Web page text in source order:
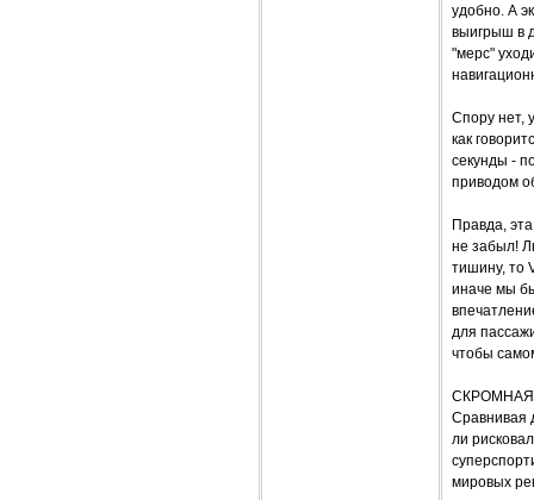
удобно. А
выигрыш в
"мерс"
Спору нет,
как
секунды -
приводом
Правда,
не забыл!
тишину, то
иначе мы
для
чтобы
Сравнивая
ли
мировых